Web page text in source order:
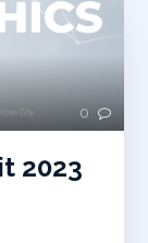
0
2023